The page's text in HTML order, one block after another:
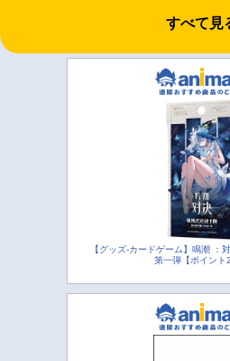
すべて見
【グッズ-カードゲーム】鳴潮 ：
第一弾【ポイント2